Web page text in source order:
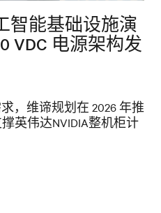
智能基础设施演
VDC 电源架构发
，维谛规划在 2026 年推
英伟达NVIDIA整机柜计